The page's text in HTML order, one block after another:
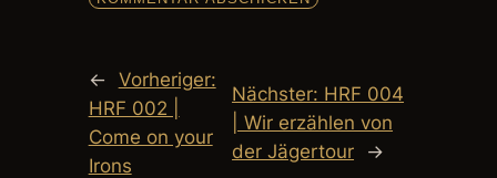
←
Vorheriger:
HRF 002 |
Come on your
Irons
Nächster: HRF 004
| Wir erzählen von
der Jägertour
→